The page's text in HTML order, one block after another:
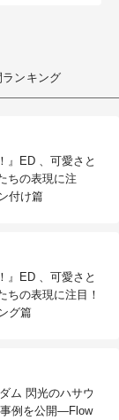
ランキング
』ED 、可愛さと
ちの表現に注
付け篇
』ED 、可愛さと
ちの表現に注目！
グ篇
ム 閃光のハサウ
例を公開―Flow